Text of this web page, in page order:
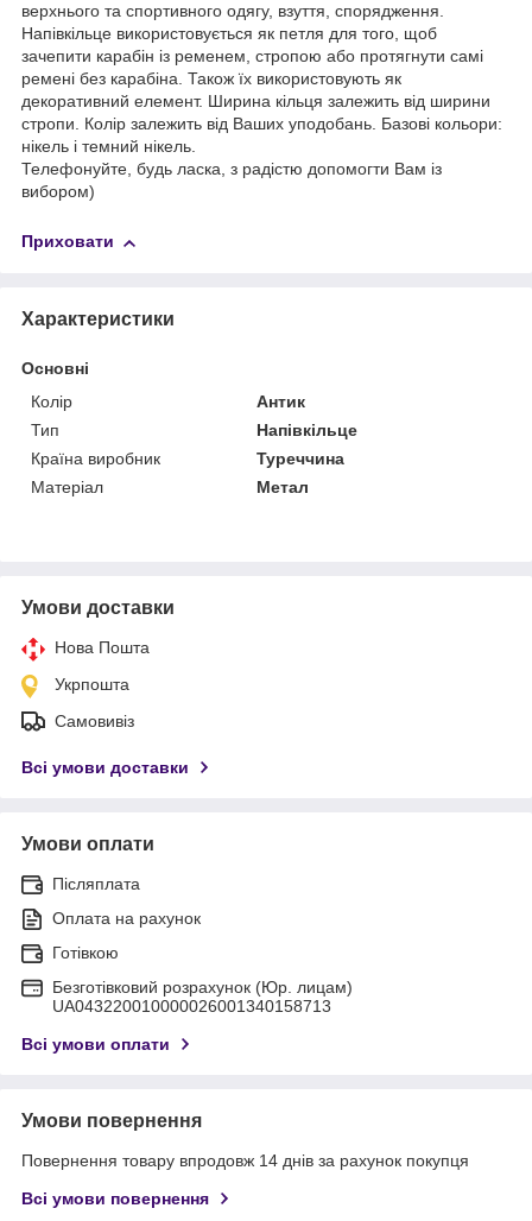
верхнього та спортивного одягу, взуття, спорядження.
Напівкільце використовується як петля для того, щоб
зачепити карабін із ременем, стропою або протягнути самі
ремені без карабіна. Також їх використовують як
декоративний елемент. Ширина кільця залежить від ширини
стропи. Колір залежить від Ваших уподобань. Базові кольори:
нікель і темний нікель.
Телефонуйте, будь ласка, з радістю допомогти Вам із
вибором)
Приховати
Характеристики
Основні
Колір
Антик
Тип
Напівкільце
Країна виробник
Туреччина
Матеріал
Метал
Умови доставки
Нова Пошта
Укрпошта
Самовивіз
Всі умови доставки
Умови оплати
Післяплата
Оплата на рахунок
Готівкою
Безготівковий розрахунок (Юр. лицам)
UA043220010000026001340158713
Всі умови оплати
Умови повернення
Повернення товару впродовж 14 днів за рахунок покупця
Всі умови повернення